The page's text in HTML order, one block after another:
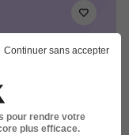
€ / mois
Continuer sans accepter
pour rendre votre
plus efficace.